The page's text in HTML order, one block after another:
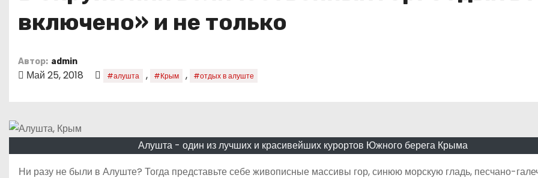
включено» и не только
Автор: admin
Май 25, 2018 #алушта , #Крым , #отдых в алуште
Алушта - один из лучших и красивейших курортов Южного берега Крыма
Ни разу не были в Алуште? Тогда представьте себе живописные массивы гор, синюю морскую гладь, песчано-